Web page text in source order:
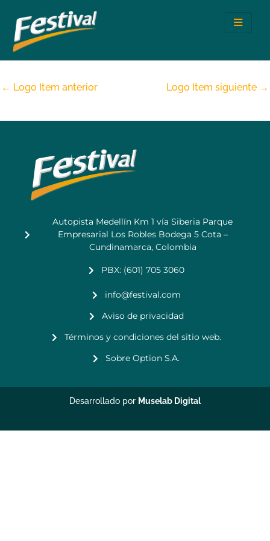
contenido
← Logo Item anterior Logo Item siguiente →
Autopista Medellín Km 1 vía Siberia Parque
Empresarial Los Robles Bodega 5 Cota –
Cundinamarca, Colombia
PBX: (601) 705 3060
info@festival.com
Aviso de privacidad
Términos y condiciones del sitio web.
Sobre Option S.A.
Desarrollado por Muselab Digital